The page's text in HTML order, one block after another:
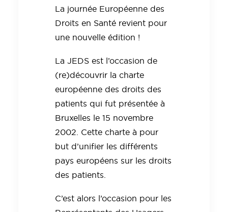
La journée Européenne des
Droits en Santé revient pour
une nouvelle édition !
La JEDS est l’occasion de
(re)découvrir la charte
européenne des droits des
patients qui fut présentée à
Bruxelles le 15 novembre
2002. Cette charte à pour
but d’unifier les différents
pays européens sur les droits
des patients.
C’est alors l’occasion pour les